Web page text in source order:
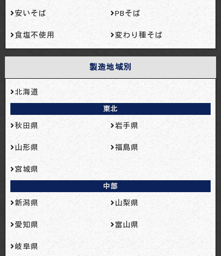
安いそば PBそば
食塩不使用 変わり種そば
製造地域別
北海道
東北
秋田県 岩手県
山形県 福島県
宮城県
中部
新潟県 山梨県
愛知県 富山県
岐阜県